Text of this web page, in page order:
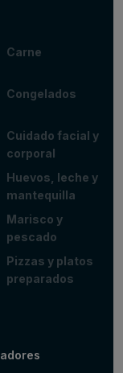
Carne
Congelados
Cuidado facial y
corporal
Huevos, leche y
mantequilla
Marisco y
pescado
Pizzas y platos
preparados